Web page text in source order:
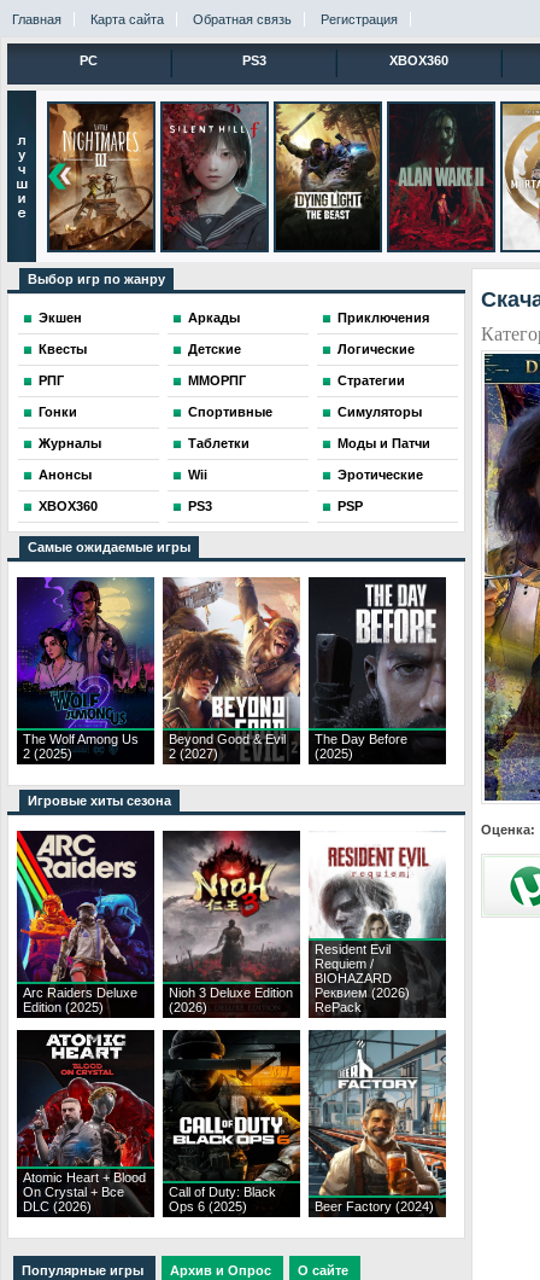
Главная Карта сайта Обратная связь Регистрация
PC PS3 XBOX360
Выбор игр по жанру
Экшен Аркады Приключения
Квесты Детские Логические
РПГ ММОРПГ Стратегии
Гонки Спортивные Симуляторы
Журналы Таблетки Моды и Патчи
Анонсы Wii Эротические
XBOX360 PS3 PSP
Самые ожидаемые игры
The Wolf Among Us
2 (2025)
Beyond Good & Evil
2 (2027)
The Day Before
(2025)
Игровые хиты сезона
Arc Raiders Deluxe
Edition (2025)
Nioh 3 Deluxe Edition
(2026)
Resident Evil
Requiem /
BIOHAZARD
Реквием (2026)
RePack
Atomic Heart + Blood
On Crystal + Все
DLC (2026)
Call of Duty: Black
Ops 6 (2025)
Beer Factory (2024)
Популярные игры Архив и Опрос О сайте
Оценка: